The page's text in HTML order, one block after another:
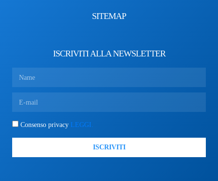
SITEMAP
ISCRIVITI ALLA NEWSLETTER
Consenso privacy LEGGI.
ISCRIVITI